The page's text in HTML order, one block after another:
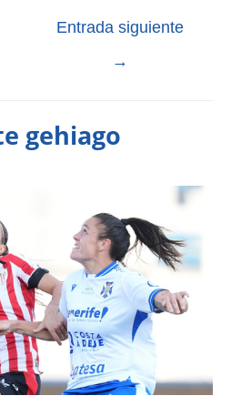
Entrada siguiente
→
gehiago